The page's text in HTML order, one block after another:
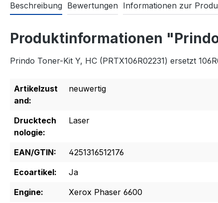
Beschreibung Bewertungen Informationen zur
Produktinformationen "Prindo
Prindo Toner-Kit Y, HC (PRTX106R02231) ersetzt
Artikelzust
and:
neuwertig
Drucktech
nologie:
Laser
EAN/GTIN:
4251316512176
Ecoartikel:
Ja
Engine:
Xerox Phaser 6600